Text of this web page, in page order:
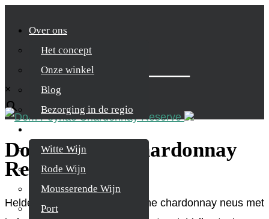
Over ons
Het concept
Onze winkel
Blog
Bezorging in de regio
Witte Wijn
Rode Wijn
Mousserende Wijn
Port
Zoek je product
×
Dom Peynac Chardonnay
Reserve
Helder bleekgele kleur, typische chardonnay neus met